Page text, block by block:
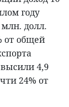
году
долл.
от общей
4,9
24% от